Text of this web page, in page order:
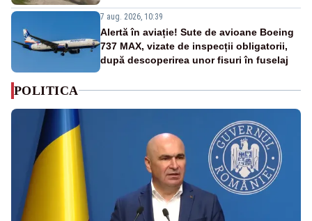
7 aug. 2026, 10:39
Alertă în aviație! Sute de avioane Boeing
737 MAX, vizate de inspecții obligatorii,
după descoperirea unor fisuri în fuselaj
POLITICA